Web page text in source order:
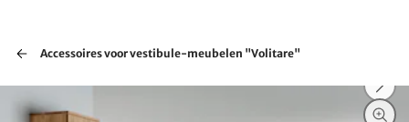
Accessoires voor vestibule-meubelen "Volitare"